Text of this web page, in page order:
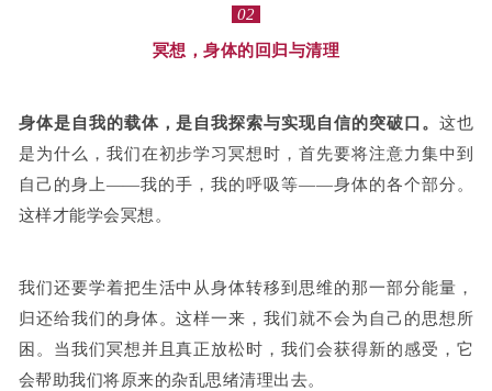
02
冥想，身体的回归与清理
身体是自我的载体，是自我探索与实现自信的突破口。 这也
是为什么，我们在初步学习冥想时，首先要将注意力集中到
自己的身上——我的手，我的呼吸等——身体的各个部分。
这样才能学会冥想。
我们还要学着把生活中从身体转移到思维的那一部分能量，
归还给我们的身体。这样一来，我们就不会为自己的思想所
困。当我们冥想并且真正放松时，我们会获得新的感受，它
会帮助我们将原来的杂乱思绪清理出去。